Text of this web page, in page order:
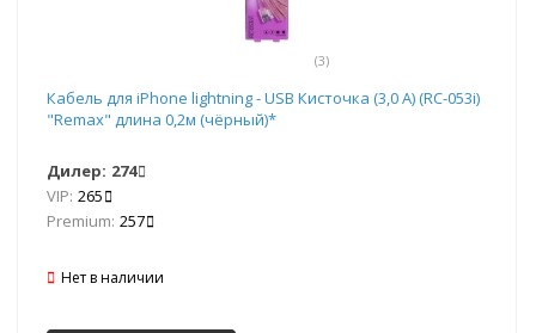
(3)
Кабель для iPhone lightning - USB Кисточка (3,0 A) (RC-053i)
"Remax" длина 0,2м (чёрный)*
Дилер: 274
VIP: 265
Premium: 257
Нет в наличии